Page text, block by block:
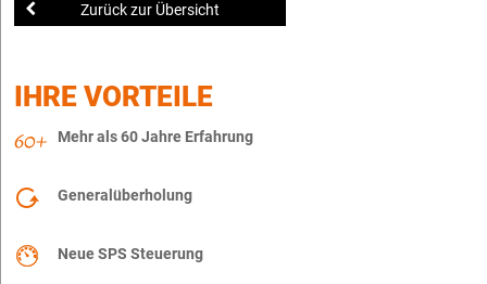
Zurück zur Übersicht
IHRE VORTEILE
Mehr als 60 Jahre Erfahrung
Generalüberholung
Neue SPS Steuerung